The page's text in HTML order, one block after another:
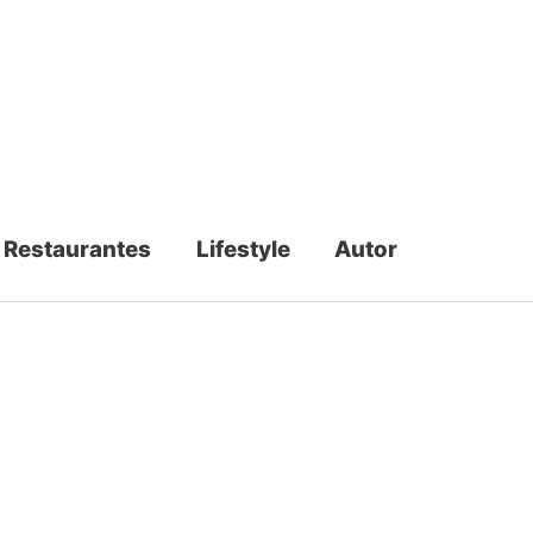
Restaurantes Lifestyle Autor